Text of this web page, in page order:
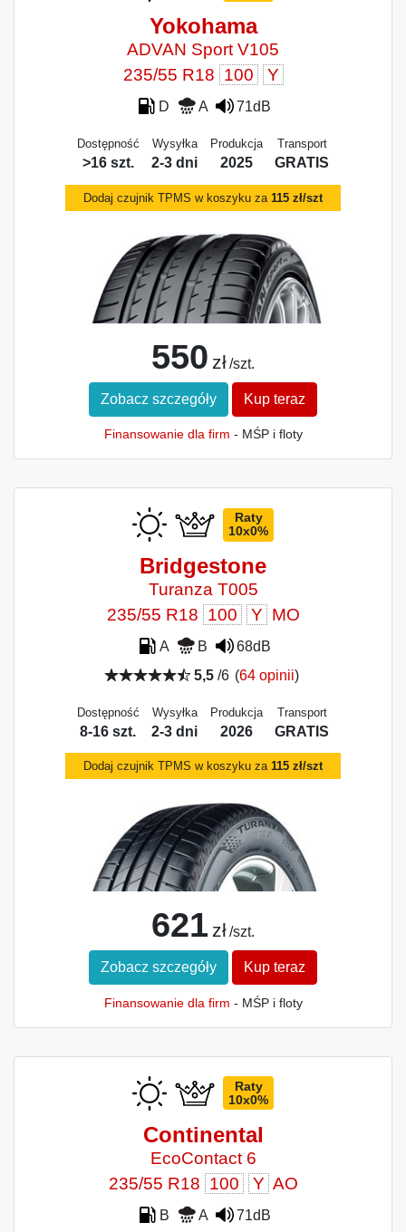
Yokohama
ADVAN Sport V105
235/55 R18 100 Y
D A 71dB
Dostępność
>16 szt.
Wysyłka
2-3 dni
Produkcja
2025
Transport
GRATIS
Dodaj czujnik TPMS w koszyku za 115 zł/szt
550 zł /szt.
Zobacz szczegóły Kup teraz
Finansowanie dla firm - MŚP i floty
Raty
10x0%
Bridgestone
Turanza T005
235/55 R18 100 Y MO
A B
68dB
5,5/6 (64 opinii)
Dostępność
8-16 szt.
Wysyłka
2-3 dni
Produkcja
2026
Transport
GRATIS
Dodaj czujnik TPMS w koszyku za 115 zł/szt
621 zł /szt.
Zobacz szczegóły Kup teraz
Finansowanie dla firm - MŚP i floty
Raty
10x0%
Continental
EcoContact 6
235/55 R18 100 Y AO
B A
71dB